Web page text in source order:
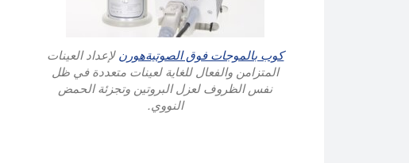
كوب بالموجات فوق الصوتيةهورنلإعداد العينات
المتزامن والفعال للغاية لعينات متعددة في ظل
نفس الظروف لعزل البروتين وتجزئة الحمض
النووي.